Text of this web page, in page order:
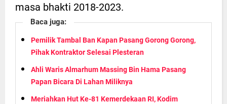
masa bhakti 2018-2023.
Baca juga:
Pemilik Tambal Ban Kapan Pasang Gorong Gorong,
Pihak Kontraktor Selesai Plesteran
Ahli Waris Almarhum Massing Bin Hama Pasang
Papan Bicara Di Lahan Miliknya
Meriahkan Hut Ke-81 Kemerdekaan RI, Kodim